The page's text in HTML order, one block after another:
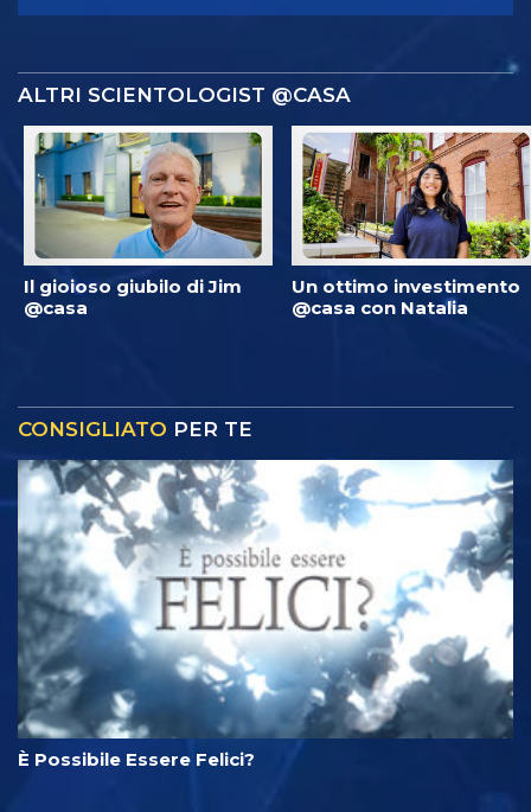
ALTRI SCIENTOLOGIST @CASA
Il gioioso giubilo di Jim
@casa
Un ottimo investimento
@casa con Natalia
CONSIGLIATO PER TE
È Possibile Essere Felici?